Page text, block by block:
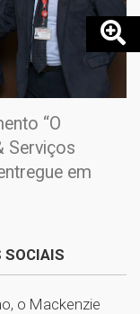
“O
Serviços
em
SOCIAIS
o Mackenzie